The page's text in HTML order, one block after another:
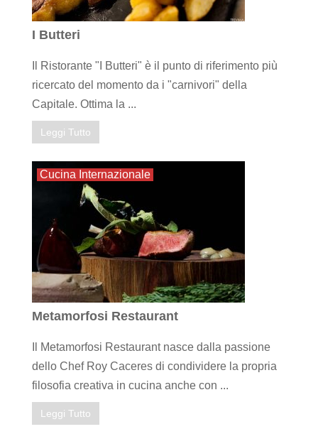
I Butteri
Il Ristorante "I Butteri" è il punto di riferimento più
ricercato del momento da i "carnivori" della
Capitale. Ottima la ...
Leggi Tutto
Cucina Internazionale
Metamorfosi Restaurant
Il Metamorfosi Restaurant nasce dalla passione
dello Chef Roy Caceres di condividere la propria
filosofia creativa in cucina anche con ...
Leggi Tutto